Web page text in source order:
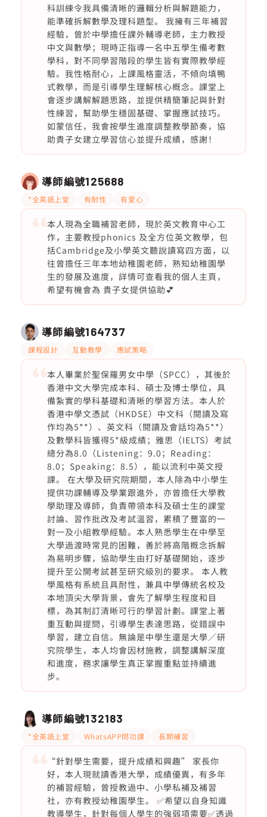
科訓練令我具備清晰的邏輯分析與解題能力，
能準確拆解數學及理科題型。 我擁有三年補習
經驗，曾於中學擔任課外輔導老師，主力教授
中文與數學；現時正指導一名中五學生備考數
學科，對不同學習階段的學生皆有實際教學經
驗。我性格耐心，上課風格靈活，不傾向填鴨
式教學，而是引導學生理解核心概念。課堂上
會逐步講解解題思路，並提供精簡筆記與針對
性練習，幫助學生穩固基礎、掌握應試技巧。
如蒙信任，我會按學生進度調整教學節奏，協
助貴子女建立學習信心並提升成績，感謝！
導師編號125688
*全英語上堂 有耐性 有愛心
本人現為全職補習老師，現於英文教育中心工
作，主要教授phonics 及全方位英文教學，包
括Cambridge及小學英文聽說讀寫四方面，以
往曾擔任三年本地幼稚園老師，熟知幼稚園學
生的發展及進度，詳情可查看我的個人主頁，
希望有機會為 貴子女提供協助💕
導師編號164737
課程設計 互動教學 應試策略
本人畢業於聖保羅男女中學（SPCC），其後於
香港中文大學完成本科、碩士及博士學位，具
備紮實的學科基礎和清晰的學習方法。本人於
香港中學文憑試（HKDSE）中文科（閱讀及寫
作均為5**）、英文科（閱讀及會話均為5**）
及數學科皆獲得5*級成績；雅思（IELTS）考試
總分為8.0（Listening：9.0；Reading：
8.0；Speaking：8.5），能以流利中英文授
課。 在大學及研究院期間，本人除為中小學生
提供功課輔導及學業跟進外，亦曾擔任大學教
學助理及導師，負責帶領本科及碩士生的課堂
討論、習作批改及考試溫習，累積了豐富的一
對一及小組教學經驗。本人熟悉學生在中學至
大學過渡時常見的困難，善於將高階概念拆解
為易明步驟，協助學生由打好基礎開始，逐步
提升至公開考試甚至研究級別的要求。 本人教
學風格有系統且具耐性，兼具中學傳統名校及
本地頂尖大學背景，會先了解學生程度和目
標，為其制訂清晰可行的學習計劃。課堂上著
重互動與提問，引導學生表達思路，從錯誤中
學習，建立自信。無論是中學生還是大學／研
究院學生，本人均會因材施教，調整講解深度
和進度，務求讓學生真正掌握重點並持續進
步。
導師編號132183
*全英語上堂 WhatsAPP問功課 長期補習
“針對學生需要，提升成績和興趣” 家長你
好，本人現就讀香港大學，成績優異，有多年
的補習經驗，曾授教過中、小學私補及補習
社，亦有教授幼稚園學生。 ✅希望以自身知識
教導學生，針對每個人學生的強弱項需要✅透過